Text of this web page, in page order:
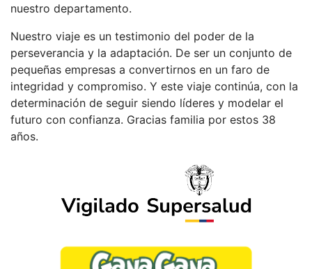
nuestro departamento.
Nuestro viaje es un testimonio del poder de la
perseverancia y la adaptación. De ser un conjunto de
pequeñas empresas a convertirnos en un faro de
integridad y compromiso. Y este viaje continúa, con la
determinación de seguir siendo líderes y modelar el
futuro con confianza. Gracias familia por estos 38
años.